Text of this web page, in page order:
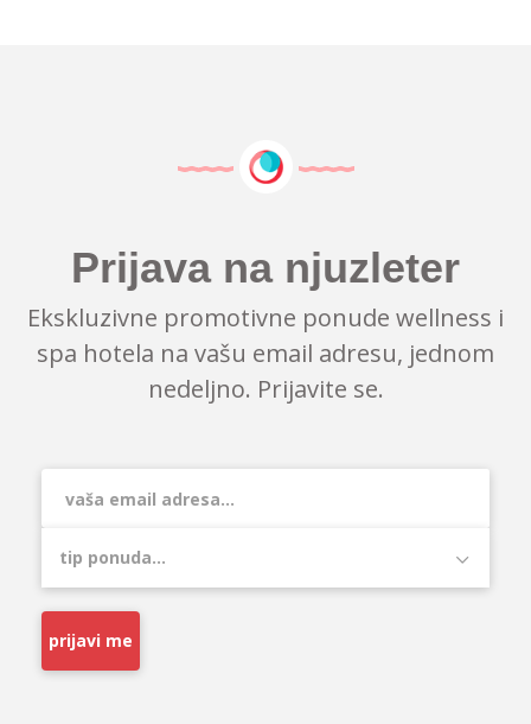
Prijava na njuzleter
Ekskluzivne promotivne ponude wellness i
spa hotela na vašu email adresu, jednom
nedeljno. Prijavite se.
prijavi me